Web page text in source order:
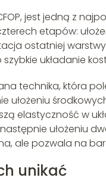
jest jedną z
etapów:
ostatniej
układanie
technika, która
ułożeniu
elastyczność w
ułożeniu
ale pozwala na
unikać